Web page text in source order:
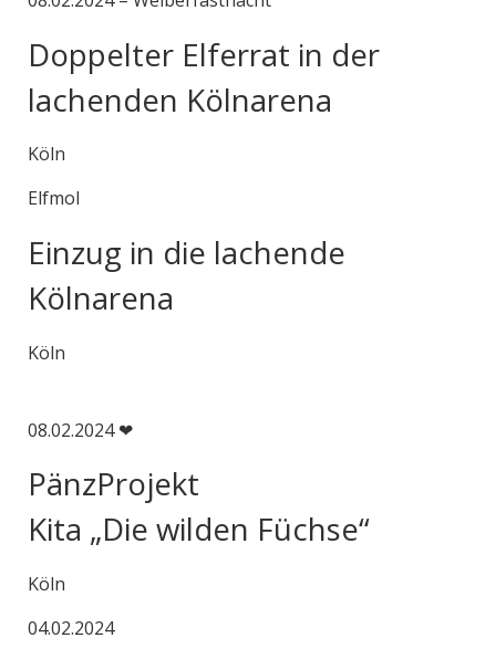
Doppelter Elferrat in der
lachenden Kölnarena
Köln
Elfmol
Einzug in die lachende
Kölnarena
Köln
08.02.2024 ❤
PänzProjekt
Kita „Die wilden Füchse“
Köln
04.02.2024